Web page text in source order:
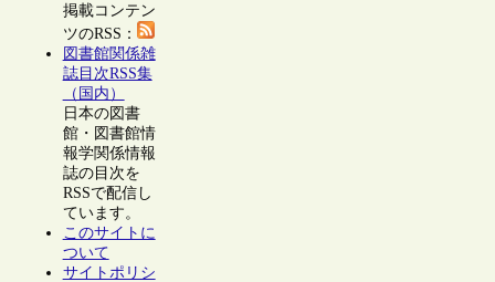
掲載コンテン
ツのRSS：
図書館関係雑
誌目次RSS集
（国内）
日本の図書
館・図書館情
報学関係情報
誌の目次を
RSSで配信し
ています。
このサイトに
ついて
サイトポリシ